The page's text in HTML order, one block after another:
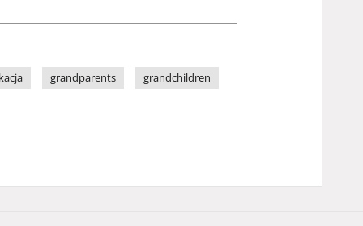
grandparents
grandchildren